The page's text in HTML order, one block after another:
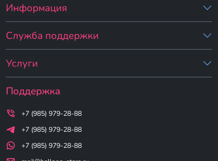
Информация
Служба поддержки
Услуги
Поддержка
+7 (985) 979-28-88
+7 (985) 979-28-88
+7 (985) 979-28-88